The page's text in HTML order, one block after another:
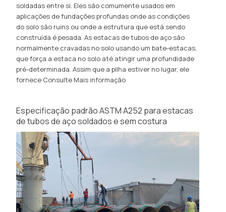
soldadas entre si. Eles são comumente usados ​​em
aplicações de fundações profundas onde as condições
do solo são ruins ou onde a estrutura que está sendo
construída é pesada. As estacas de tubos de aço são
normalmente cravadas no solo usando um bate-estacas,
que força a estaca no solo até atingir uma profundidade
pré-determinada. Assim que a pilha estiver no lugar, ele
fornece Consulte Mais informação
Especificação padrão ASTM A252 para estacas
de tubos de aço soldados e sem costura